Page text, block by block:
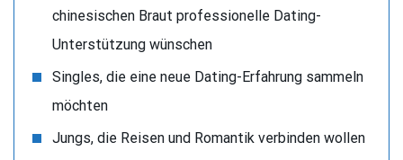
chinesischen Braut professionelle Dating-
Unterstützung wünschen
Singles, die eine neue Dating-Erfahrung sammeln
möchten
Jungs, die Reisen und Romantik verbinden wollen